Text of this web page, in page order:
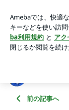
アンテナ工事株式
アプリをダウン
ょう。
前の記事へ